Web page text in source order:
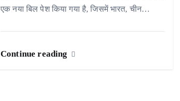
एक नया बिल पेश किया गया है, जिसमें भारत, चीन…
Continue reading